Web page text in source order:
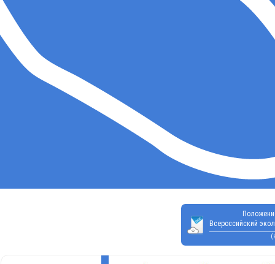
Всероссийский